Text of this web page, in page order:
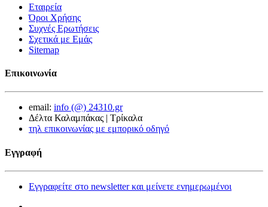
Εταιρεία
Όροι Χρήσης
Συχνές Ερωτήσεις
Σχετικά με Εμάς
Sitemap
Επικοινωνία
email: info (@) 24310.gr
Δέλτα Καλαμπάκας | Τρίκαλα
τηλ επικοινωνίας με εμπορικό οδηγό
Εγγραφή
Εγγραφείτε στο newsletter και μείνετε ενημερωμένοι